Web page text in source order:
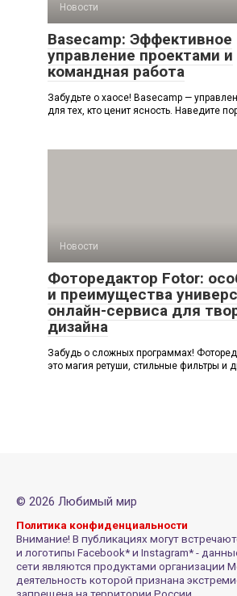
Новости
Basecamp: Эффективное
управление проектами и
командная работа
Забудьте о хаосе! Basecamp —
для тех, кто ценит ясность. Наведите
Новости
Фоторедактор Fotor:
и преимущества
онлайн-сервиса для
дизайна
Забудь о сложных программах!
это магия ретуши, стильные фильтры и
© 2026 Любимый мир
Политика конфиденциальности
Внимание! В публикациях могут
и логотипы Facebook* и Instagram* -
сети являются продуктами организации
деятельность которой признана